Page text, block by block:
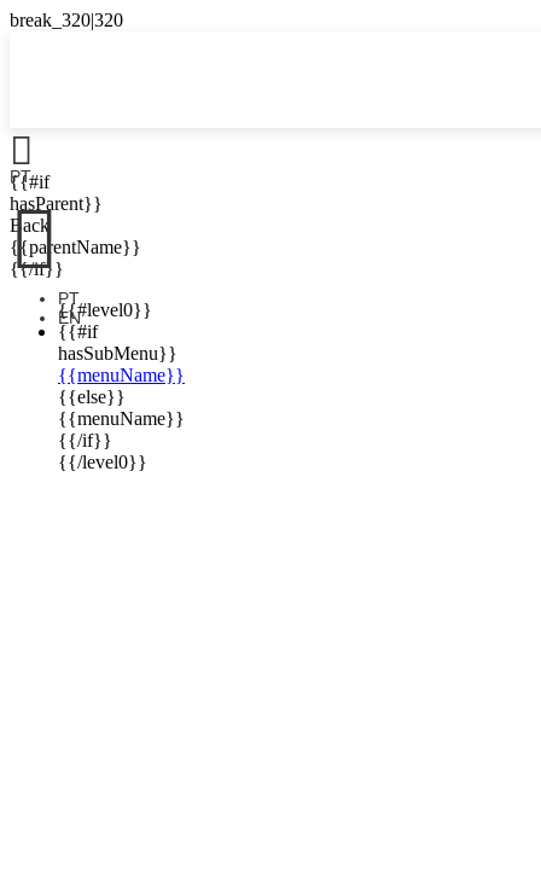

{{#if
hasParent}}
Back
{{parentName}}
{{/if}}
{{#level0}}
{{#if
hasSubMenu}}
{{menuName}}
{{else}}
{{menuName}}
{{/if}}
{{/level0}}
PT

PT
EN